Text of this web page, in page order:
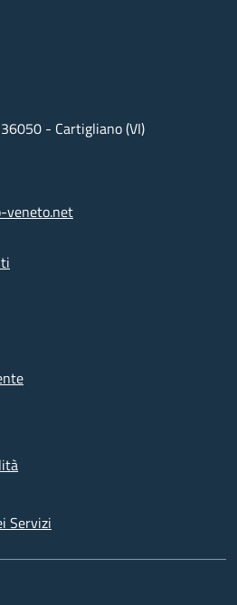
- Cartigliano (VI)
veneto.net
Servizi